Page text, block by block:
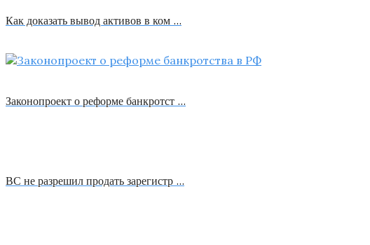
Как доказать вывод активов в ком …
Законопроект о реформе банкротст …
ВС не разрешил продать зарегистр …